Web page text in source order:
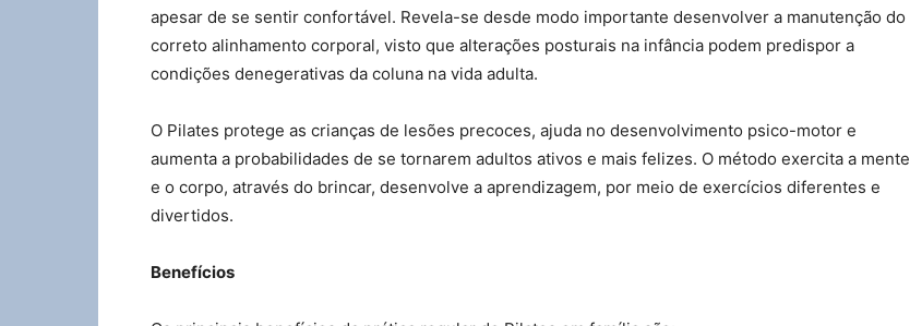
apesar de se sentir confortável. Revela-se desde modo importante desenvolver a manutenção do
correto alinhamento corporal, visto que alterações posturais na infância podem predispor a
condições denegerativas da coluna na vida adulta.
O Pilates protege as crianças de lesões precoces, ajuda no desenvolvimento psico-motor e
aumenta a probabilidades de se tornarem adultos ativos e mais felizes. O método exercita a mente
e o corpo, através do brincar, desenvolve a aprendizagem, por meio de exercícios diferentes e
divertidos.
Benefícios